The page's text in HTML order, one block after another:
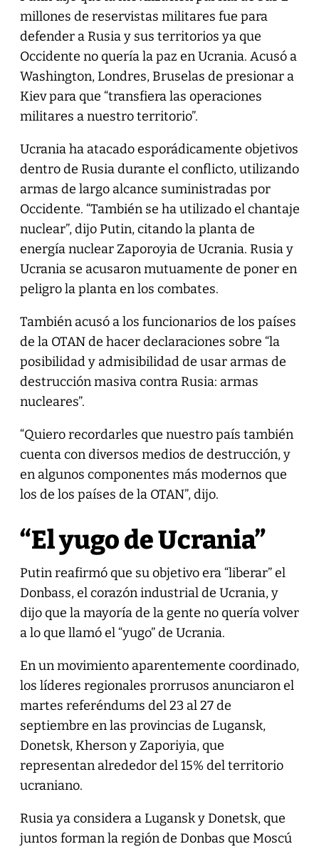
millones de reservistas militares fue para
defender a Rusia y sus territorios ya que
Occidente no quería la paz en Ucrania. Acusó a
Washington, Londres, Bruselas de presionar a
Kiev para que “transfiera las operaciones
militares a nuestro territorio”.
Ucrania ha atacado esporádicamente objetivos
dentro de Rusia durante el conflicto, utilizando
armas de largo alcance suministradas por
Occidente. “También se ha utilizado el chantaje
nuclear”, dijo Putin, citando la planta de
energía nuclear Zaporoyia de Ucrania. Rusia y
Ucrania se acusaron mutuamente de poner en
peligro la planta en los combates.
También acusó a los funcionarios de los países
de la OTAN de hacer declaraciones sobre “la
posibilidad y admisibilidad de usar armas de
destrucción masiva contra Rusia: armas
nucleares”.
“Quiero recordarles que nuestro país también
cuenta con diversos medios de destrucción, y
en algunos componentes más modernos que
los de los países de la OTAN”, dijo.
“El yugo de Ucrania”
Putin reafirmó que su objetivo era “liberar” el
Donbass, el corazón industrial de Ucrania, y
dijo que la mayoría de la gente no quería volver
a lo que llamó el “yugo” de Ucrania.
En un movimiento aparentemente coordinado,
los líderes regionales prorrusos anunciaron el
martes referéndums del 23 al 27 de
septiembre en las provincias de Lugansk,
Donetsk, Kherson y Zaporiyia, que
representan alrededor del 15% del territorio
ucraniano.
Rusia ya considera a Lugansk y Donetsk, que
juntos forman la región de Donbas que Moscú